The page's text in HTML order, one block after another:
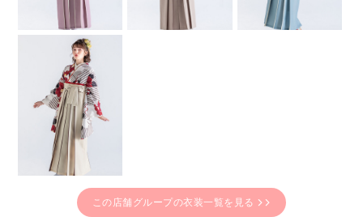
この店舗グループの衣装一覧を見る